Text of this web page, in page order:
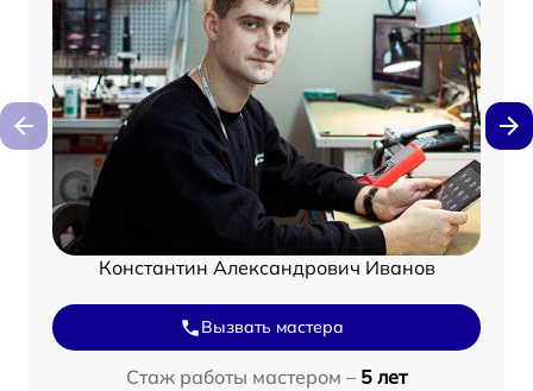
Константин Александрович Иванов
Вызвать мастера
Стаж работы мастером – 5 лет